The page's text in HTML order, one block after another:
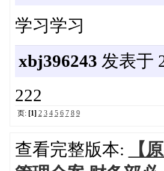
学习学习
xbj396243 发表于
222
页: [1] 2 3 4 5 6 7 8 9
查看完整版本:
【